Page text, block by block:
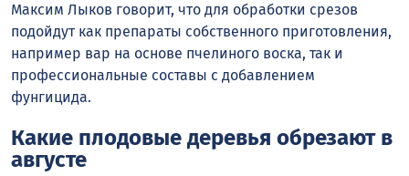
Максим Лыков говорит, что для обработки срезов
подойдут как препараты собственного приготовления,
например вар на основе пчелиного воска, так и
профессиональные составы с добавлением
фунгицида.
Какие плодовые деревья обрезают в
августе